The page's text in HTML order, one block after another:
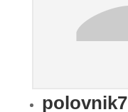
polovnik7